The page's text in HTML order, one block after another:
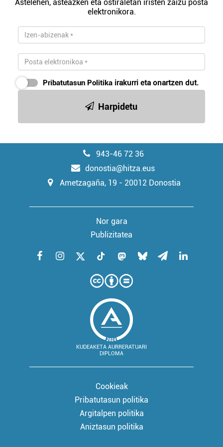
fitxategiak erabiltzen ditu. Zure esperientzia eta
zerbitzuak hobetzeko asmoz, cookie teknologiaz
baliatzen gara. Ohar hau onartuz gero, teknologia hori
erabiltzeko baimen esplizitua ematen diguzu.
irakurri
Astelehen, asteazken eta ostiraletan iristen zaizu posta
elektronikora.
Pribatutasun Politika irakurri eta onartzen dut.
Harpidetu
943-46 72 36
donostia@hitza.eus
Ametzagaña, 19 - 20012 Donostia
Nor gara
Publizitatea
KUDEAKETA AURRERATUARI
DIPLOMA
Cookieak
Pribatutasun politika
Argitalpen politika
Aniztasun politika